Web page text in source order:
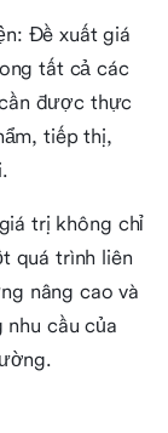
Đề xuất giá
tất cả các
được thực
tiếp thị,
trị không chỉ
quá trình liên
nâng cao và
cầu của